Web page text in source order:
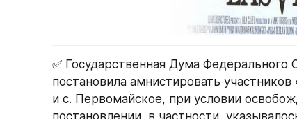
✅ Государственная Дума
постановила амнистировать
и с. Первомайское, при условии